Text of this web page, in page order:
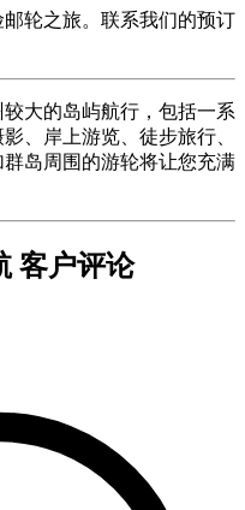
轮之旅。联系我们的预订
大的岛屿航行，包括一系
、岸上游览、徒步旅行、
岛周围的游轮将让您充满
客户评论